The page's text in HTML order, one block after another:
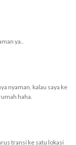
ya..
nyaman, kalau saya ke
haha.
transi ke satu lokasi